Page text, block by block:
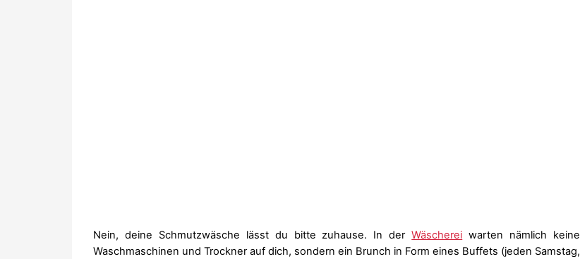
Nein, deine Schmutzwäsche lässt du bitte zuhause. In derWäscherei warten nämlich keine
Waschmaschinen und Trockner auf dich, sondern ein Brunch in Form eines Buffets (jeden Samstag,